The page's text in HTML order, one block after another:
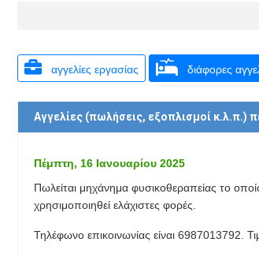
αγγελίες εργασίας διάφορες
Αγγελίες (πωλήσεις, εξοπλισμοί κ.λ.π.)
Πέμπτη, 16 Ιανουαρίου 2025
Πωλείται μηχάνημα φυσικοθεραπείας το
χρησιμοποιηθεί ελάχιστες φορές.
Τηλέφωνο επικοινωνίας είναι 6987013792.